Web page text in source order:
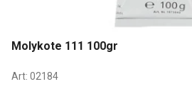
Molykote 111 100gr
Art: 02184